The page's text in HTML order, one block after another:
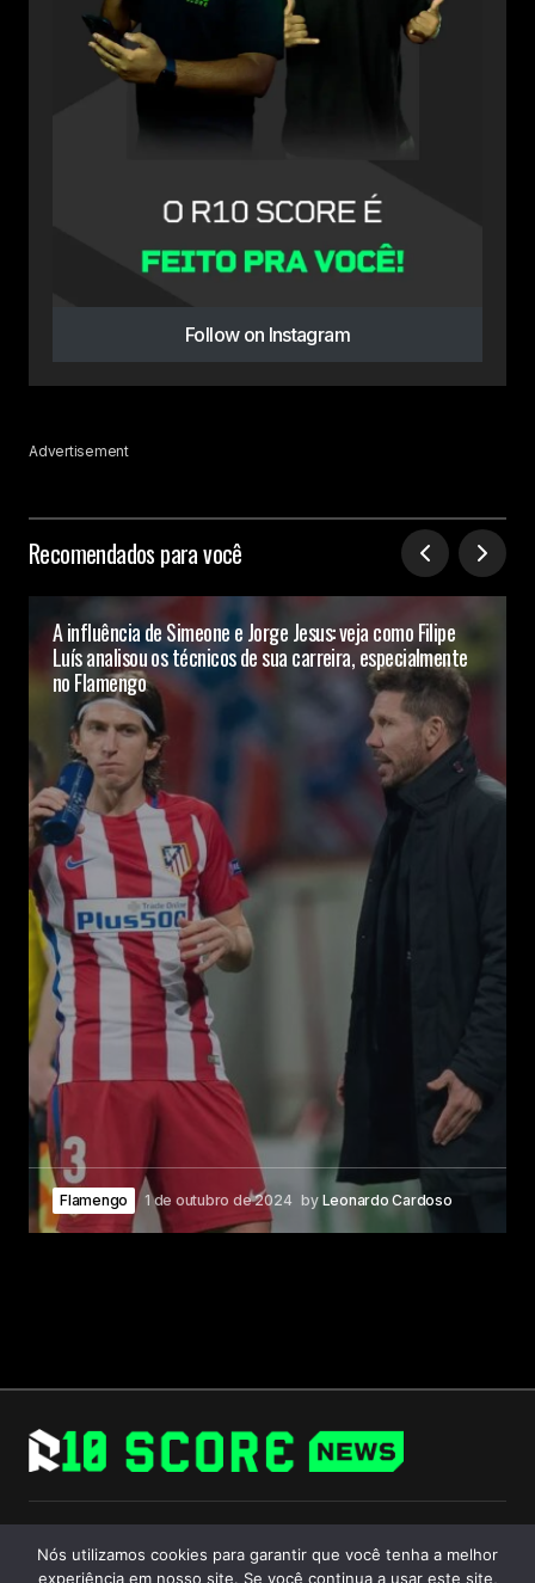
Follow on Instagram
Advertisement
Recomendados para você
A influência de Simeone e Jorge Jesus: veja como Filipe
Luís analisou os técnicos de sua carreira, especialmente
no Flamengo
Flamengo 1 de outubro de 2024 by Leonardo Cardoso
Follow Us
Nós utilizamos cookies para garantir que você tenha a melhor
experiência em nosso site. Se você continua a usar este site,